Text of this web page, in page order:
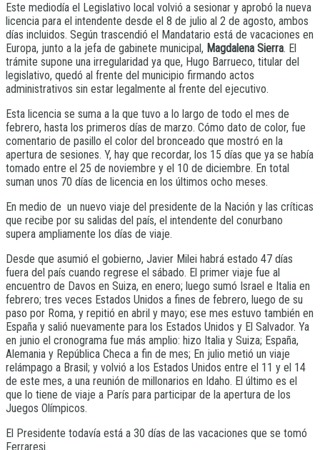
Este mediodía el Legislativo local volvió a sesionar y aprobó la nueva
licencia para el intendente desde el 8 de julio al 2 de agosto, ambos
días incluidos. Según trascendió el Mandatario está de vacaciones en
Europa, junto a la jefa de gabinete municipal, Magdalena Sierra. El
trámite supone una irregularidad ya que, Hugo Barrueco, titular del
legislativo, quedó al frente del municipio firmando actos
administrativos sin estar legalmente al frente del ejecutivo.
Esta licencia se suma a la que tuvo a lo largo de todo el mes de
febrero, hasta los primeros días de marzo. Cómo dato de color, fue
comentario de pasillo el color del bronceado que mostró en la
apertura de sesiones. Y, hay que recordar, los 15 días que ya se había
tomado entre el 25 de noviembre y el 10 de diciembre. En total
suman unos 70 días de licencia en los últimos ocho meses.
En medio de un nuevo viaje del presidente de la Nación y las críticas
que recibe por su salidas del país, el intendente del conurbano
supera ampliamente los días de viaje.
Desde que asumió el gobierno, Javier Milei habrá estado 47 días
fuera del país cuando regrese el sábado. El primer viaje fue al
encuentro de Davos en Suiza, en enero; luego sumó Israel e Italia en
febrero; tres veces Estados Unidos a fines de febrero, luego de su
paso por Roma, y repitió en abril y mayo; ese mes estuvo también en
España y salió nuevamente para los Estados Unidos y El Salvador. Ya
en junio el cronograma fue más amplio: hizo Italia y Suiza; España,
Alemania y República Checa a fin de mes; En julio metió un viaje
relámpago a Brasil; y volvió a los Estados Unidos entre el 11 y el 14
de este mes, a una reunión de millonarios en Idaho. El último es el
que lo tiene de viaje a París para participar de la apertura de los
Juegos Olímpicos.
El Presidente todavía está a 30 días de las vacaciones que se tomó
Ferraresi.